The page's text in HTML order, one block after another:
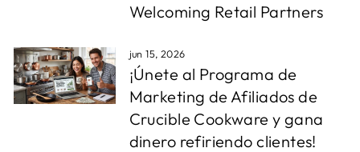
Welcoming Retail Partners
jun 15, 2026
¡Únete al Programa de
Marketing de Afiliados de
Crucible Cookware y gana
dinero refiriendo clientes!